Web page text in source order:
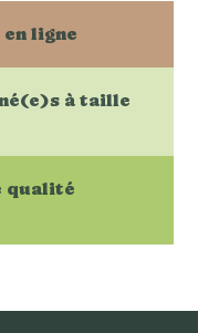
ligne
à taille
qualité